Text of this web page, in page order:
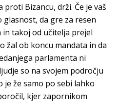
Bizancu, drži. Če je vaš
da gre za resen
in takoj od učitelja prejel
žal ob koncu mandata in da
parlamenta ni
so na svojem področju
je že samo po sebi lahko
kjer zapornikom